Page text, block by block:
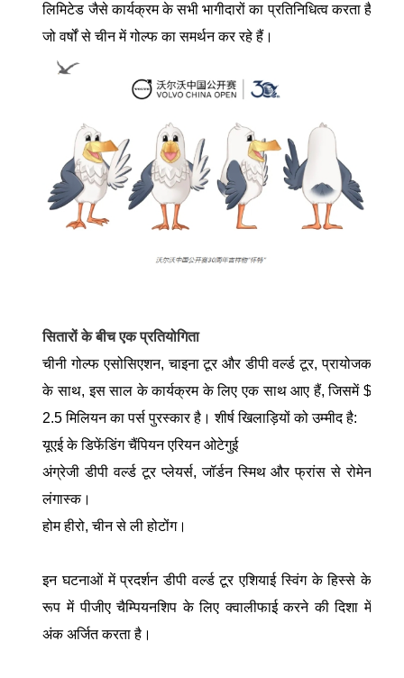
लिमिटेड जैसे कार्यक्रम के सभी भागीदारों का प्रतिनिधित्व करता है
जो वर्षों से चीन में गोल्फ का समर्थन कर रहे हैं।
सितारों के बीच एक प्रतियोगिता
चीनी गोल्फ एसोसिएशन, चाइना टूर और डीपी वर्ल्ड टूर, प्रायोजक
के साथ, इस साल के कार्यक्रम के लिए एक साथ आए हैं, जिसमें $
2.5 मिलियन का पर्स पुरस्कार है। शीर्ष खिलाड़ियों को उम्मीद है:
यूएई के डिफेंडिंग चैंपियन एरियन ओटेगुई
अंग्रेजी डीपी वर्ल्ड टूर प्लेयर्स, जॉर्डन स्मिथ और फ्रांस से रोमेन
लंगास्क।
होम हीरो, चीन से ली होटोंग।
इन घटनाओं में प्रदर्शन डीपी वर्ल्ड टूर एशियाई स्विंग के हिस्से के
रूप में पीजीए चैम्पियनशिप के लिए क्वालीफाई करने की दिशा में
अंक अर्जित करता है।